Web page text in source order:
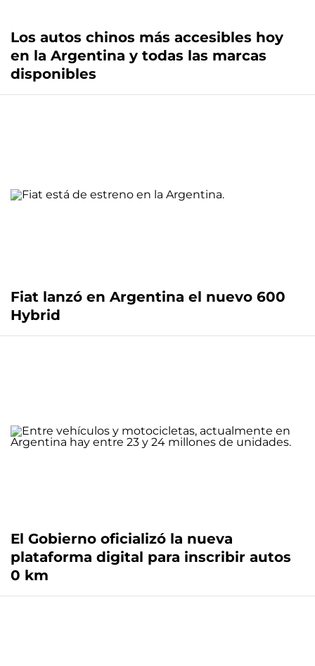
Los autos chinos más accesibles hoy
en la Argentina y todas las marcas
disponibles
Fiat lanzó en Argentina el nuevo 600
Hybrid
El Gobierno oficializó la nueva
plataforma digital para inscribir autos
0 km